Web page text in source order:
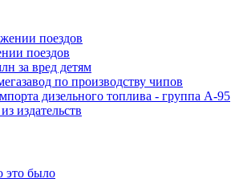
поездов
за вред детям
по производству чипов
дизельного топлива - группа А-95
издательств